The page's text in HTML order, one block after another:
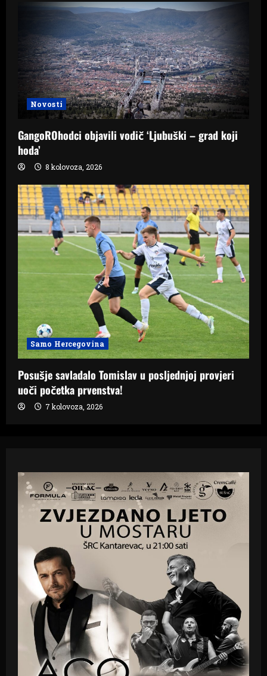
Novosti
GangoROhodci objavili vodič ‘Ljubuški – grad koji
hoda’
8 kolovoza, 2026
Samo Hercegovina
Posušje savladalo Tomislav u posljednjoj provjeri
uoči početka prvenstva!
7 kolovoza, 2026